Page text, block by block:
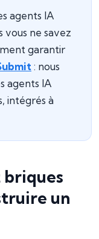
agents IA
vous ne savez
garantir
: nous
agents IA
intégrés à
un